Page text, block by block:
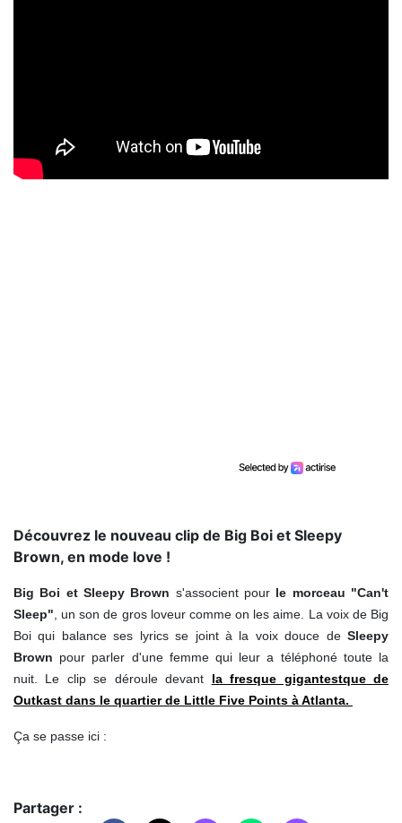
Découvrez le nouveau clip de Big Boi et Sleepy
Brown, en mode love !
Big Boi et Sleepy Brown s'associent pour le morceau "Can't
Sleep" , un son de gros loveur comme on les aime. La voix de Big
Boi qui balance ses lyrics se joint à la voix douce de Sleepy
Brown pour parler d'une femme qui leur a téléphoné toute la
nuit. Le clip se déroule devant
la fresque gigantestque de
Outkast dans le quartier de Little Five Points à Atlanta.
Ça se passe ici :
Partager :